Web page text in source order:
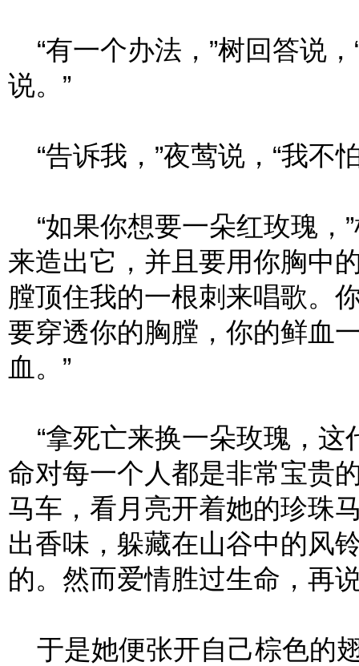
“有一个办法，”树回答说
说。”
“告诉我，”夜莺说，“我不
“如果你想要一朵红玫瑰，
来造出它，并且要用你胸中
膛顶住我的一根刺来唱歌。
要穿透你的胸膛，你的鲜血
血。”
“拿死亡来换一朵玫瑰，这
命对每一个人都是非常宝贵
马车，看月亮开着她的珍珠
出香味，躲藏在山谷中的风
的。然而爱情胜过生命，再
于是她便张开自己棕色的